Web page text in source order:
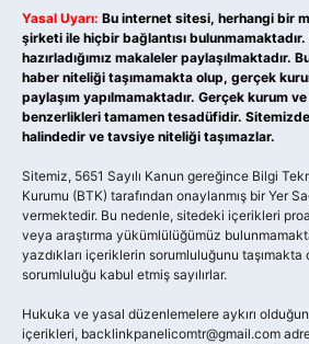
Yasal Uyarı: Bu internet sitesi, herhangi bir
şirketi ile hiçbir bağlantısı
hazırladığımız makaleler paylaşılmaktadır.
haber niteliği taşımamakta olup, gerçek
paylaşım yapılmamaktadır. Gerçek kurum
benzerlikleri tamamen tesadüfidir.
halindedir ve tavsiye niteliği taşımazlar.
Sitemiz, 5651 Sayılı Kanun gereğince Bilgi
Kurumu (BTK) tarafından onaylanmış bir Yer
vermektedir. Bu nedenle, sitedeki içerikleri
veya araştırma yükümlülüğümüz
yazdıkları içeriklerin sorumluluğunu
sorumluluğu kabul etmiş sayılırlar.
Hukuka ve yasal düzenlemelere aykırı
içerikleri, backlinkpanelicomtr@gmail.com